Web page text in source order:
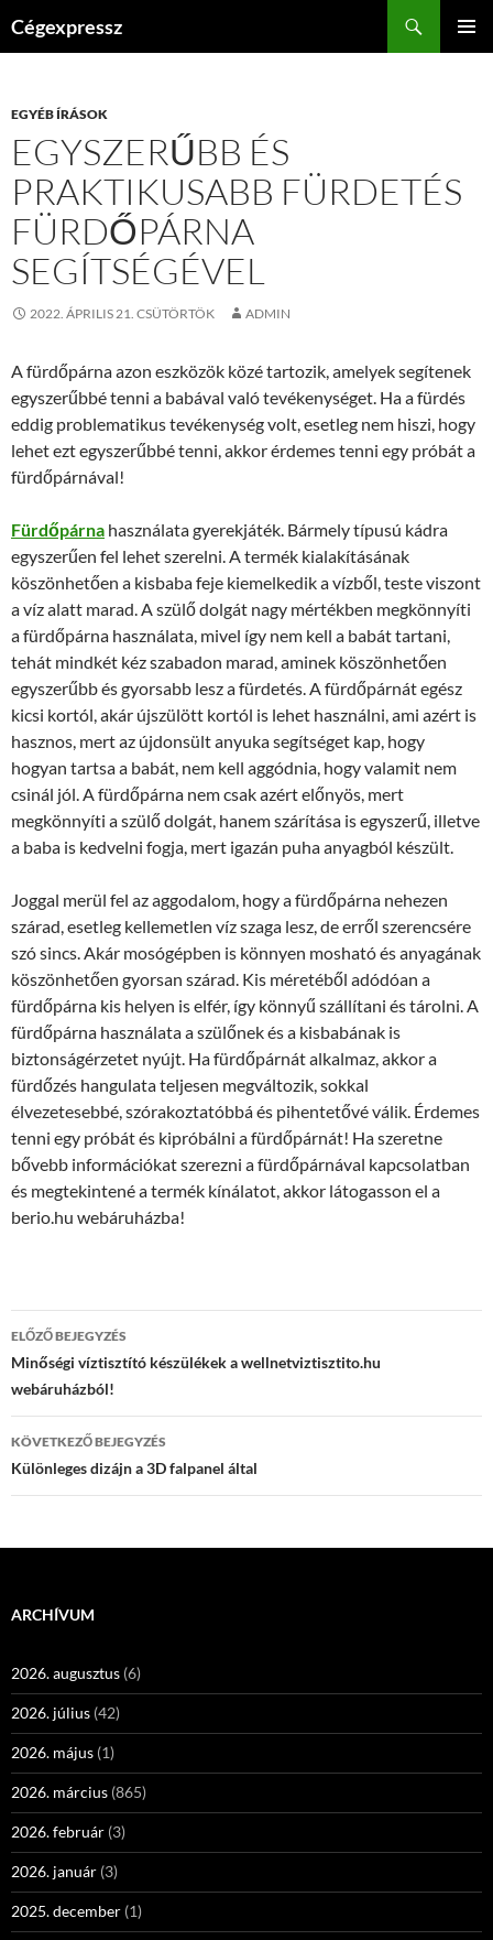
Cégexpressz
EGYÉB ÍRÁSOK
EGYSZERŰBB ÉS
PRAKTIKUSABB FÜRDETÉS
FÜRDŐPÁRNA
SEGÍTSÉGÉVEL
2022. ÁPRILIS 21. CSÜTÖRTÖK ADMIN
A fürdőpárna azon eszközök közé tartozik, amelyek segítenek
egyszerűbbé tenni a babával való tevékenységet. Ha a fürdés
eddig problematikus tevékenység volt, esetleg nem hiszi, hogy
lehet ezt egyszerűbbé tenni, akkor érdemes tenni egy próbát a
fürdőpárnával!
Fürdőpárna használata gyerekjáték. Bármely típusú kádra
egyszerűen fel lehet szerelni. A termék kialakításának
köszönhetően a kisbaba feje kiemelkedik a vízből, teste viszont
a víz alatt marad. A szülő dolgát nagy mértékben megkönnyíti
a fürdőpárna használata, mivel így nem kell a babát tartani,
tehát mindkét kéz szabadon marad, aminek köszönhetően
egyszerűbb és gyorsabb lesz a fürdetés. A fürdőpárnát egész
kicsi kortól, akár újszülött kortól is lehet használni, ami azért is
hasznos, mert az újdonsült anyuka segítséget kap, hogy
hogyan tartsa a babát, nem kell aggódnia, hogy valamit nem
csinál jól. A fürdőpárna nem csak azért előnyös, mert
megkönnyíti a szülő dolgát, hanem szárítása is egyszerű, illetve
a baba is kedvelni fogja, mert igazán puha anyagból készült.
Joggal merül fel az aggodalom, hogy a fürdőpárna nehezen
szárad, esetleg kellemetlen víz szaga lesz, de erről szerencsére
szó sincs. Akár mosógépben is könnyen mosható és anyagának
köszönhetően gyorsan szárad. Kis méretéből adódóan a
fürdőpárna kis helyen is elfér, így könnyű szállítani és tárolni. A
fürdőpárna használata a szülőnek és a kisbabának is
biztonságérzetet nyújt. Ha fürdőpárnát alkalmaz, akkor a
fürdőzés hangulata teljesen megváltozik, sokkal
élvezetesebbé, szórakoztatóbbá és pihentetővé válik. Érdemes
tenni egy próbát és kipróbálni a fürdőpárnát! Ha szeretne
bővebb információkat szerezni a fürdőpárnával kapcsolatban
és megtekintené a termék kínálatot, akkor látogasson el a
berio.hu webáruházba!
Bejegyzés
navigáció
ELŐZŐ BEJEGYZÉS
Minőségi víztisztító készülékek a wellnetviztisztito.hu
webáruházból!
KÖVETKEZŐ BEJEGYZÉS
Különleges dizájn a 3D falpanel által
ARCHÍVUM
2026. augusztus (6)
2026. július (42)
2026. május (1)
2026. március (865)
2026. február (3)
2026. január (3)
2025. december (1)